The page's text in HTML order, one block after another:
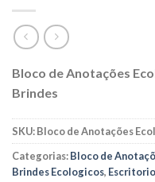
Bloco de Anotações
Brindes
SKU:Bloco de Anotações
Categorias:Bloco de
Brindes Ecologicos, Escritorio